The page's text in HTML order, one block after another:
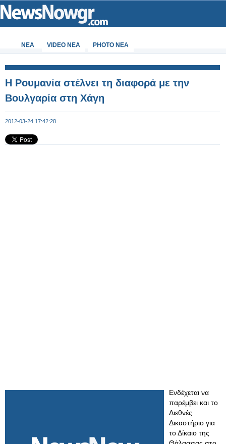
ΝΕΑ VIDEO NEA PHOTO NEA
Η Ρουμανία στέλνει τη διαφορά με την
Βουλγαρία στη Χάγη
2012-03-24 17:42:28
Ενδέχεται να
παρέμβει και το
Διεθνές
Δικαστήριο για
το Δίκαιο της